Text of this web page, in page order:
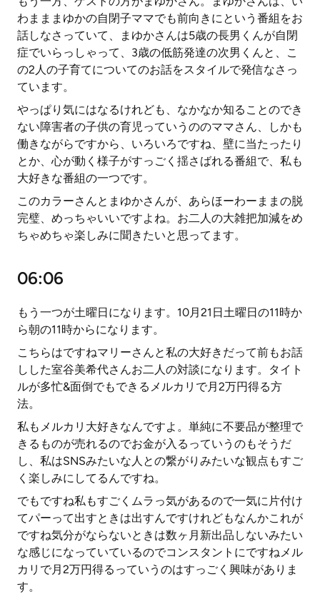
わまままゆかの自閉子ママでも前向きにという番組をお
話しなさっていて、まゆかさんは5歳の長男くんが自閉
症でいらっしゃって、3歳の低筋発達の次男くんと、こ
の2人の子育てについてのお話をスタイルで発信なさっ
ています。
やっぱり気にはなるけれども、なかなか知ることのでき
ない障害者の子供の育児っていうののママさん、しかも
働きながらですから、いろいろですね、壁に当たったり
とか、心が動く様子がすっごく揺さばれる番組で、私も
大好きな番組の一つです。
このカラーさんとまゆかさんが、あらほーわーままの脱
完璧、めっちゃいいですよね。お二人の大雑把加減をめ
ちゃめちゃ楽しみに聞きたいと思ってます。
06:06
もう一つが土曜日になります。10月21日土曜日の11時か
ら朝の11時からになります。
こちらはですねマリーさんと私の大好きだって前もお話
しした室谷美希代さんお二人の対談になります。タイト
ルが多忙&面倒でもできるメルカリで月2万円得る方
法。
私もメルカリ大好きなんですよ。単純に不要品が整理で
きるものが売れるのでお金が入るっていうのもそうだ
し、私はSNSみたいな人との繋がりみたいな観点もすご
く楽しみにしてるんですね。
でもですね私もすごくムラっ気があるので一気に片付け
てパーって出すときは出すんですけれどもなんかこれが
ですね気分がならないときは数ヶ月新出品しないみたい
な感じになっていているのでコンスタントにですねメル
カリで月2万円得るっていうのはすっごく興味がありま
す。